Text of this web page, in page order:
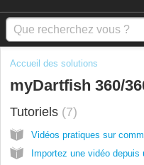
Accueil des solutions
myDartfish 360/
Tutoriels 7
Vidéos pratiques sur
Importez une vidéo